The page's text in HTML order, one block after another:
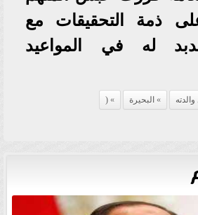
ذمة التحقيقات مع
له في المواعيد
البحيرة (